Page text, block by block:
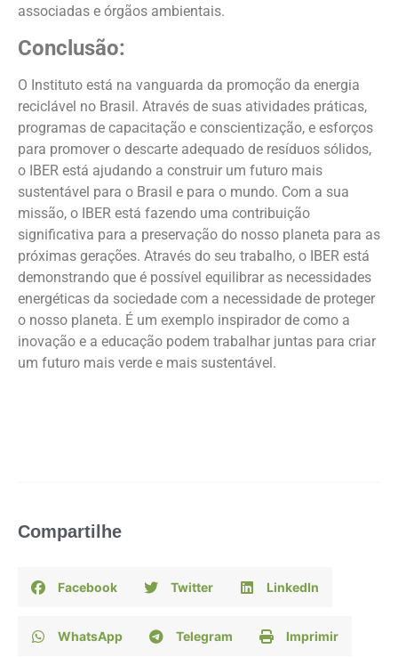
associadas e órgãos ambientais.
Conclusão:
O Instituto está na vanguarda da promoção da energia
reciclável no Brasil. Através de suas atividades práticas,
programas de capacitação e conscientização, e esforços
para promover o descarte adequado de resíduos sólidos,
o IBER está ajudando a construir um futuro mais
sustentável para o Brasil e para o mundo. Com a sua
missão, o IBER está fazendo uma contribuição
significativa para a preservação do nosso planeta para as
próximas gerações. Através do seu trabalho, o IBER está
demonstrando que é possível equilibrar as necessidades
energéticas da sociedade com a necessidade de proteger
o nosso planeta. É um exemplo inspirador de como a
inovação e a educação podem trabalhar juntas para criar
um futuro mais verde e mais sustentável.
Compartilhe
Facebook Twitter LinkedIn
WhatsApp Telegram Imprimir